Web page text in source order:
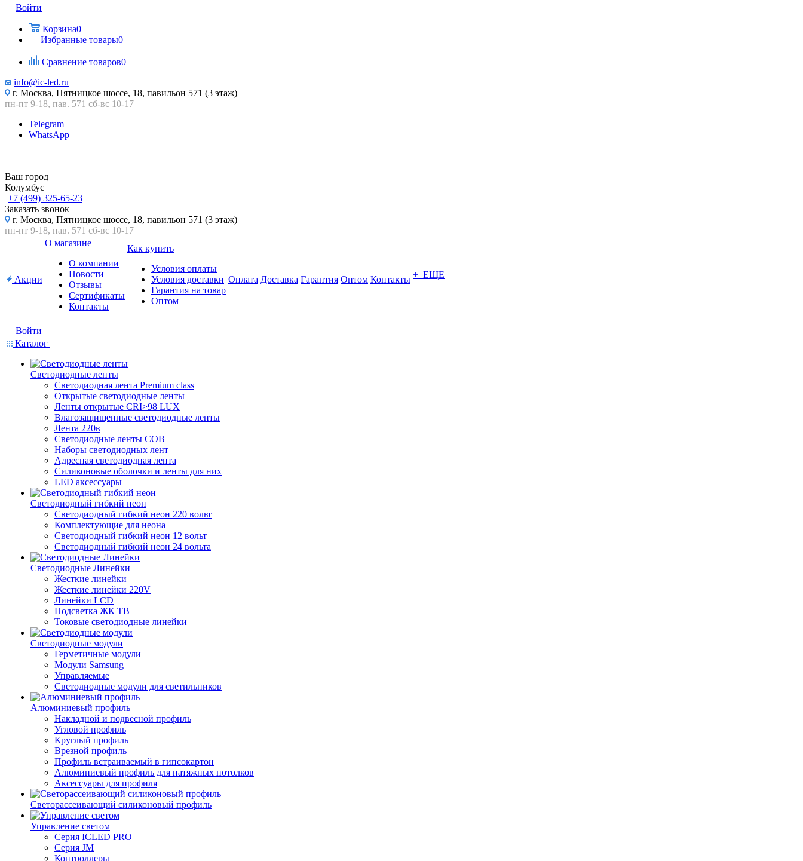
Войти
Корзина0
Избранные товары0
Сравнение товаров0
info@ic-led.ru
г. Москва, Пятницкое шоссе, 18, павильон 571 (3 этаж)
пн-пт 9-18, пав. 571 сб-вс 10-17
Telegram
WhatsApp
Ваш город
Колумбус
+7 (499) 325-65-23
Заказать звонок
г. Москва, Пятницкое шоссе, 18, павильон 571 (3 этаж)
пн-пт 9-18, пав. 571 сб-вс 10-17
Акции
О магазине
О компании
Новости
Отзывы
Сертификаты
Контакты
Как купить
Условия оплаты
Условия доставки
Гарантия на товар
Оптом
Оплата Доставка Гарантия Оптом Контакты + ЕЩЕ
Войти
Каталог
Светодиодные ленты
Светодиодная лента Premium class
Открытые светодиодные ленты
Ленты открытые CRI>98 LUX
Влагозащищенные светодиодные ленты
Лента 220в
Светодиодные ленты COB
Наборы светодиодных лент
Адресная светодиодная лента
Силиконовые оболочки и ленты для них
LED аксессуары
Светодиодный гибкий неон
Светодиодный гибкий неон 220 вольт
Комплектующие для неона
Светодиодный гибкий неон 12 вольт
Светодиодный гибкий неон 24 вольта
Светодиодные Линейки
Жесткие линейки
Жесткие линейки 220V
Линейки LCD
Подсветка ЖК ТВ
Токовые светодиодные линейки
Светодиодные модули
Герметичные модули
Модули Samsung
Управляемые
Светодиодные модули для светильников
Алюминиевый профиль
Накладной и подвесной профиль
Угловой профиль
Круглый профиль
Врезной профиль
Профиль встраиваемый в гипсокартон
Алюминиевый профиль для натяжных потолков
Аксессуары для профиля
Светорассеивающий силиконовый профиль
Управление светом
Серия ICLED PRO
Серия JM
Контроллеры